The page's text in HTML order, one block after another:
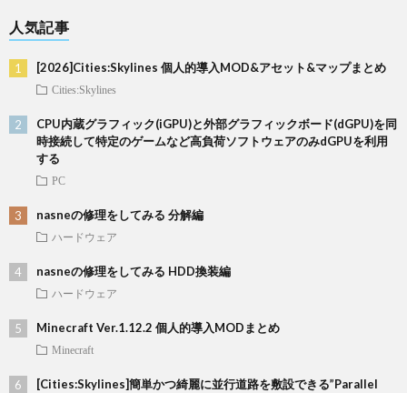
人気記事
[2026]Cities:Skylines 個人的導入MOD&アセット&マップまとめ
Cities:Skylines
CPU内蔵グラフィック(iGPU)と外部グラフィックボード(dGPU)を同
時接続して特定のゲームなど高負荷ソフトウェアのみdGPUを利用
する
PC
nasneの修理をしてみる 分解編
ハードウェア
nasneの修理をしてみる HDD換装編
ハードウェア
Minecraft Ver.1.12.2 個人的導入MODまとめ
Minecraft
[Cities:Skylines]簡単かつ綺麗に並行道路を敷設できる”Parallel